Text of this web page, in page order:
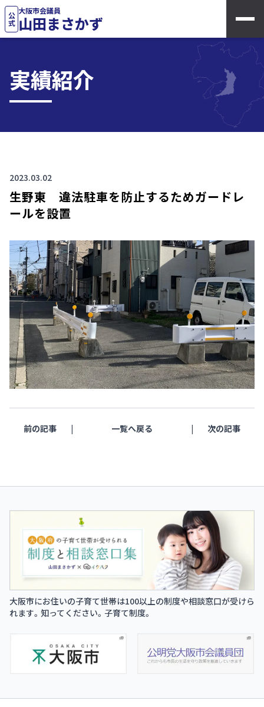
公式
大阪市会議員
山田まさかず
実績紹介
2023.03.02
生野東 違法駐車を防止するためガードレ
ールを設置
前の記事 一覧へ戻る 次の記事
大阪市にお住いの子育て世帯は100以上の制度や相談窓口が受けら
れます。知ってください。子育て制度。